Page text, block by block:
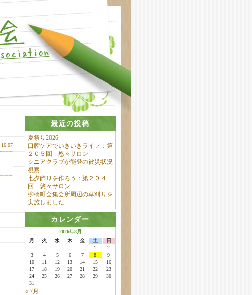
最近の投稿
夏祭り2026
口腔ケアでいきいきライフ：第
２０５回 悠々サロン
シニアクラブが能登の被災状況
視察
七夕飾りを作ろう：第２０４
回 悠々サロン
柳橋町会集会所周辺の草刈りを
実施しました
カレンダー
2026年8月
月
火 水 木 金 土
日
1
2
3
4 5 6 7 8
9
10
11 12 13 14 15
16
17
18 19 20 21 22
23
24
25 26 27 28 29
30
31
« 7月
16:07